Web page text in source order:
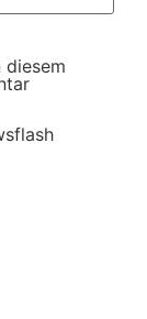
diesem